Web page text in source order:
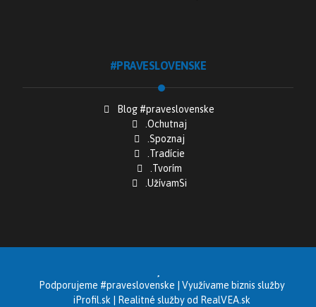
#PRAVESLOVENSKE
Blog #praveslovenske
.Ochutnaj
.Spoznaj
.Tradície
.Tvorím
.UžívamSi
Podporujeme #praveslovenske | Využívame biznis služby
iProfil.sk | Realitné služby od RealVEA.sk